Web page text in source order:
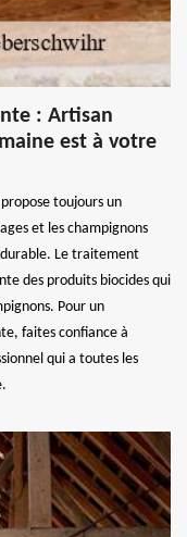
: Artisan
est à votre
toujours un
et les champignons
durable. Le traitement
des produits biocides qui
Pour un
faites confiance à
qui a toutes les